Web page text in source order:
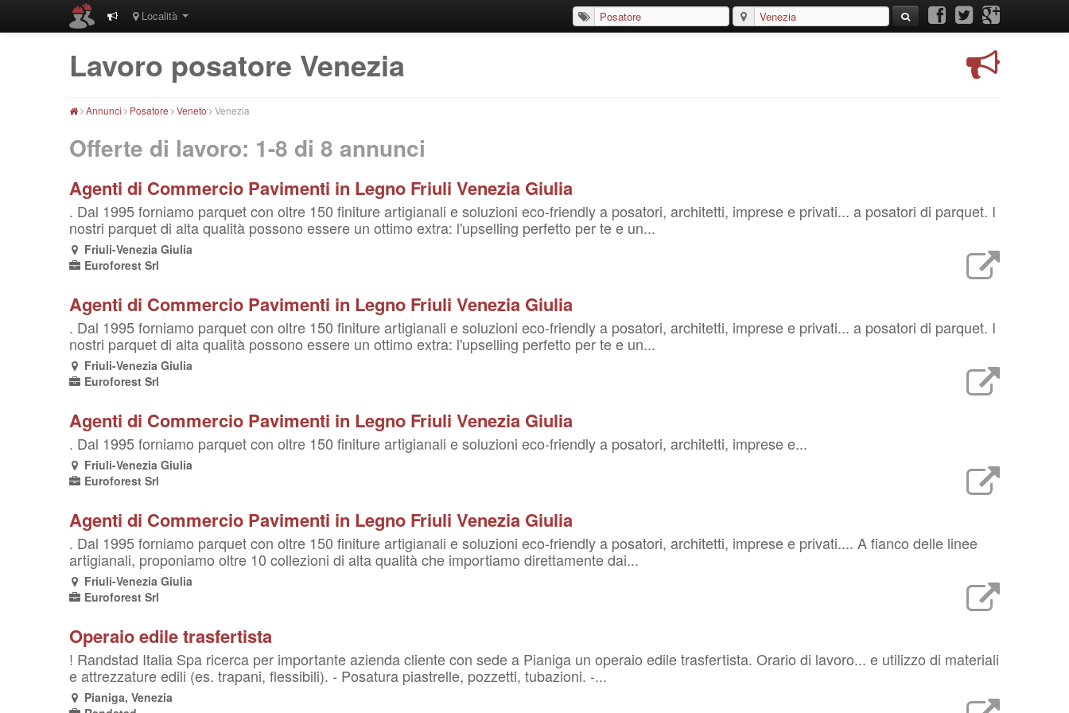
Località
Lavoro posatore Venezia
Annunci Posatore Veneto Venezia
Offerte di lavoro: 1-8 di 8 annunci
Agenti di Commercio Pavimenti in Legno Friuli Venezia Giulia
. Dal 1995 forniamo parquet con oltre 150 finiture artigianali e soluzioni eco-friendly a posatori, architetti, imprese e privati... a posatori di parquet. I
nostri parquet di alta qualità possono essere un ottimo extra: l'upselling perfetto per te e un...
Friuli-Venezia Giulia
Euroforest Srl
Agenti di Commercio Pavimenti in Legno Friuli Venezia Giulia
. Dal 1995 forniamo parquet con oltre 150 finiture artigianali e soluzioni eco-friendly a posatori, architetti, imprese e privati... a posatori di parquet. I
nostri parquet di alta qualità possono essere un ottimo extra: l'upselling perfetto per te e un...
Friuli-Venezia Giulia
Euroforest Srl
Agenti di Commercio Pavimenti in Legno Friuli Venezia Giulia
. Dal 1995 forniamo parquet con oltre 150 finiture artigianali e soluzioni eco-friendly a posatori, architetti, imprese e...
Friuli-Venezia Giulia
Euroforest Srl
Agenti di Commercio Pavimenti in Legno Friuli Venezia Giulia
. Dal 1995 forniamo parquet con oltre 150 finiture artigianali e soluzioni eco-friendly a posatori, architetti, imprese e privati.... A fianco delle linee
artigianali, proponiamo oltre 10 collezioni di alta qualità che importiamo direttamente dai...
Friuli-Venezia Giulia
Euroforest Srl
Operaio edile trasfertista
! Randstad Italia Spa ricerca per importante azienda cliente con sede a Pianiga un operaio edile trasfertista. Orario di lavoro... e utilizzo di materiali
e attrezzature edili (es. trapani, flessibili). - Posatura piastrelle, pozzetti, tubazioni. -...
Pianiga, Venezia